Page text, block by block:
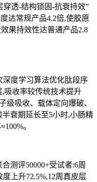
透-结构锁固-抗衰持效”
达常规产品4.2倍,使胶原
果持效性达普通产品2.8
度学习算法优化肽段序
吸收率较传统技术提升
级吸收、载体定向爆破、
衰期延长至5小时,小肠精
。
测评50000+受试者:6周
上升72.5%,12周真皮层